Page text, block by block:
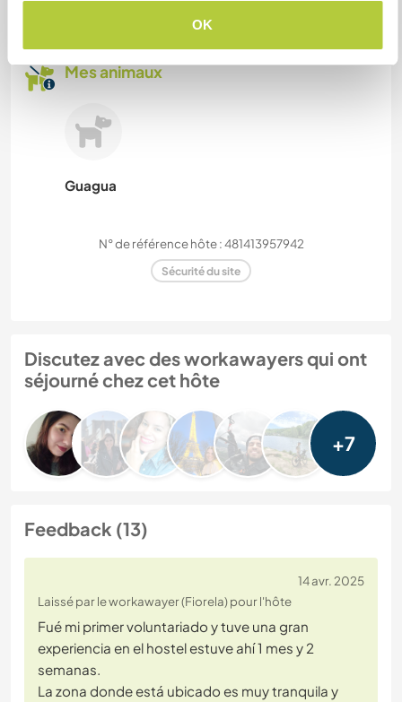
OK
Un
Mes animaux
Guagua
N° de référence hôte : 481413957942
Sécurité du site
Discutez avec des workawayers qui ont
séjourné chez cet hôte
+7
Feedback (13)
14 avr. 2025
Laissé par le workawayer (Fiorela) pour l'hôte
Fué mi primer voluntariado y tuve una gran
experiencia en el hostel estuve ahí 1 mes y 2
semanas.
La zona donde está ubicado es muy tranquila y